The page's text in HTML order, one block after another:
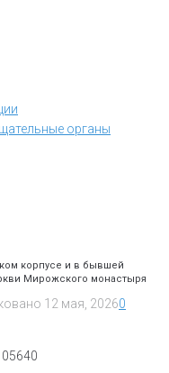
органы
корпусе и в бывшей
Мирожского монастыря
12 мая, 20260